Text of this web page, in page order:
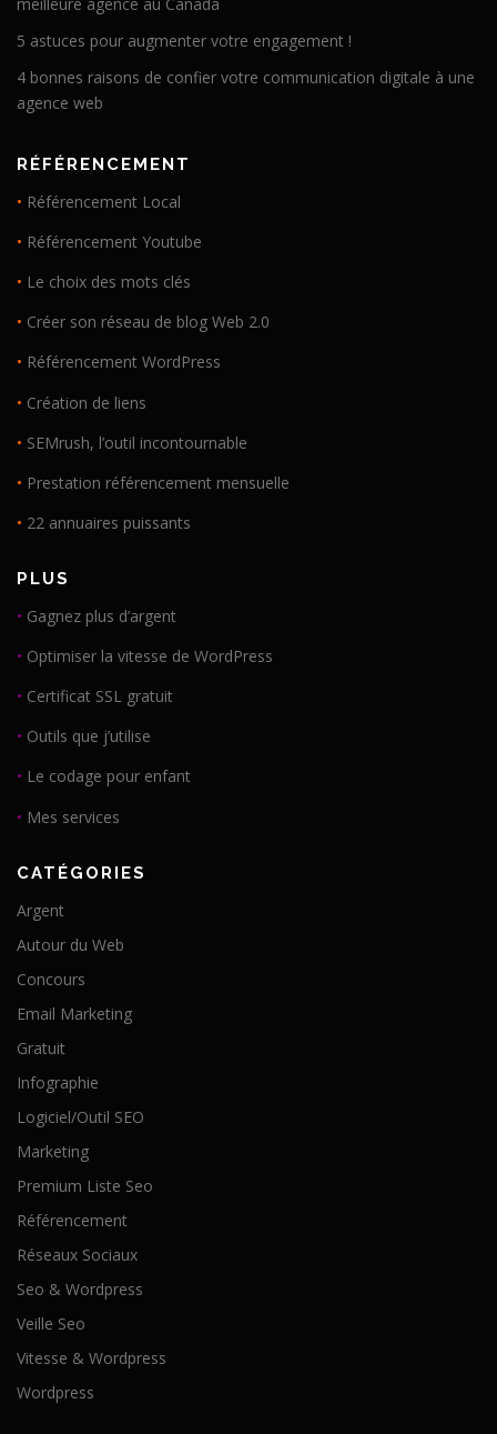
5 astuces pour augmenter votre engagement !
4 bonnes raisons de confier votre communication digitale à une
agence web
RÉFÉRENCEMENT
• Référencement Local
• Référencement Youtube
• Le choix des mots clés
• Créer son réseau de blog Web 2.0
• Référencement WordPress
• Création de liens
• SEMrush, l’outil incontournable
• Prestation référencement mensuelle
• 22 annuaires puissants
PLUS
• Gagnez plus d’argent
• Optimiser la vitesse de WordPress
• Certificat SSL gratuit
• Outils que j’utilise
• Le codage pour enfant
• Mes services
CATÉGORIES
Argent
Autour du Web
Concours
Email Marketing
Gratuit
Infographie
Logiciel/Outil SEO
Marketing
Premium Liste Seo
Référencement
Réseaux Sociaux
Seo & Wordpress
Veille Seo
Vitesse & Wordpress
Wordpress